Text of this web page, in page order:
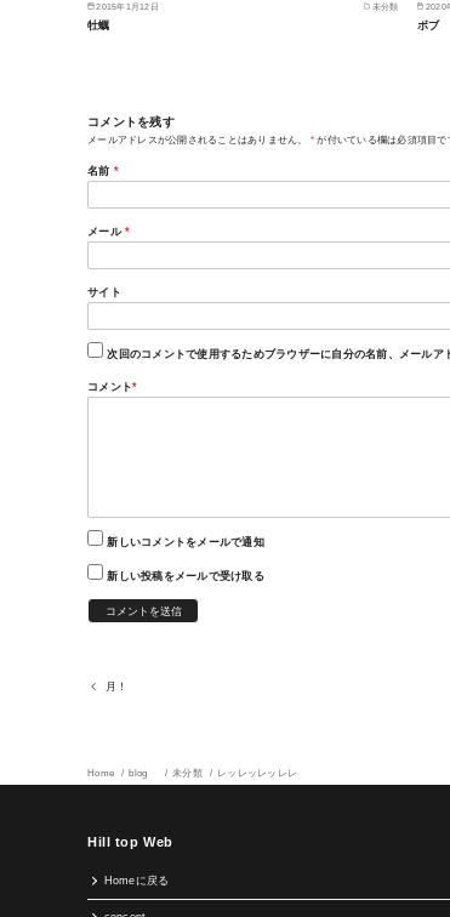
2015年1月12日 未分類
牡蠣
2020
ボブ
コメントを残す
メールアドレスが公開されることはありません。 * が付いている欄は必須項目で
名前 *
メール *
サイト
次回のコメントで使用するためブラウザーに自分の名前、メールア
コメント*
新しいコメントをメールで通知
新しい投稿をメールで受け取る
月！
Home blog 未分類 レッレッレッレレ
Hill top Web
Homeに戻る